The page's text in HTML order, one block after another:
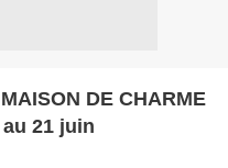
DE CHARME
au 21 juin